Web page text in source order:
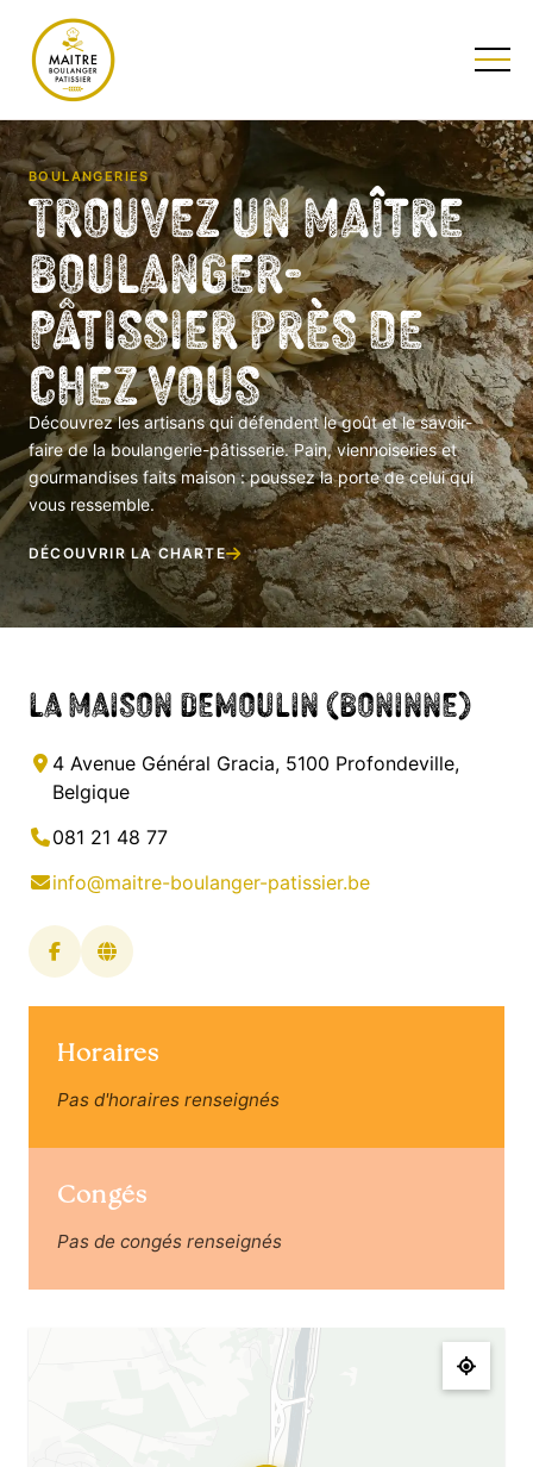
BOULANGERIES
Trouvez un Maître
Boulanger-
Pâtissier près de
chez vous
Découvrez les artisans qui défendent le goût et le savoir-
faire de la boulangerie-pâtisserie. Pain, viennoiseries et
gourmandises faits maison : poussez la porte de celui qui
vous ressemble.
DÉCOUVRIR LA CHARTE
La Maison Demoulin (Boninne)
4 Avenue Général Gracia, 5100 Profondeville,
Belgique
081 21 48 77
info@maitre-boulanger-patissier.be
Horaires
Pas d'horaires renseignés
Congés
Pas de congés renseignés